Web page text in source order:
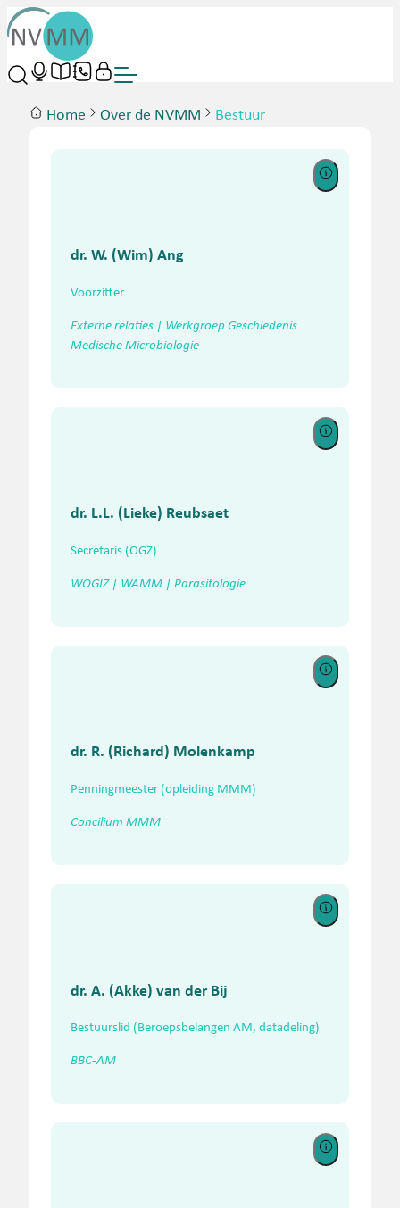
Home Over de NVMM Bestuur
dr. W. (Wim) Ang
Voorzitter
Externe relaties | Werkgroep Geschiedenis
Medische Microbiologie
dr. L.L. (Lieke) Reubsaet
Secretaris (OGZ)
WOGIZ | WAMM | Parasitologie
dr. R. (Richard) Molenkamp
Penningmeester (opleiding MMM)
Concilium MMM
dr. A. (Akke) van der Bij
Bestuurslid (Beroepsbelangen AM, datadeling)
BBC-AM